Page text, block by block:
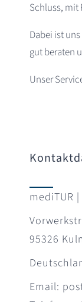
Schluss, mit
Dabei ist
gut beraten
Unser
mediTUR
95326
Email: